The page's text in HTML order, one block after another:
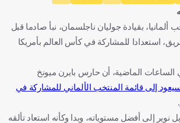
ضد كوراساو
نوير ألمانيا كوراساو
الولايات المتحدة
ألمانيا، بقيادة جوليان ناجلسمان، نبأ صادما قبل
استعدادا للمشاركة في كأس العالم بأمريكا
الساعات الماضية، أن حارس بايرن ميونخ
إلى قائمة المنتخب الألماني للمشاركة في
.
نوير إلى أفضل مستوياته، وبدا وكأنه استعاد تألقه